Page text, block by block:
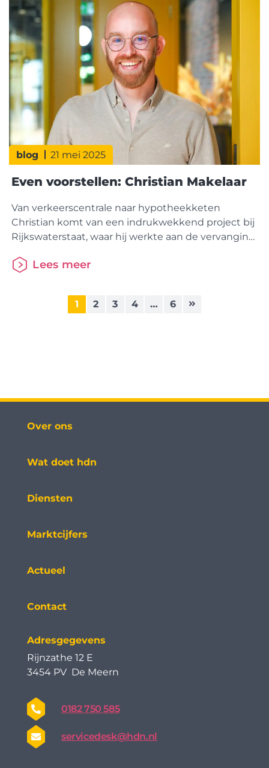
aan de slag bij
blog 21 mei 2025
Even voorstellen: Christian Makelaar
Van verkeerscentrale naar hypotheekketen
Christian komt van een indrukwekkend project bij
Rijkswaterstaat, waar hij werkte aan de vervanging
om een groot meerjarig traject waarbij allerlei losse
platform,” vertelt hij. “Er zijn drie fases in het project
en we waren bezig in
Lees meer
1 2 3 4 … 6
Over ons
Wat doet hdn
Diensten
Marktcijfers
Actueel
Contact
Adresgegevens
Rijnzathe 12 E
3454 PV De Meern
0182 750 585
servicedesk@hdn.nl